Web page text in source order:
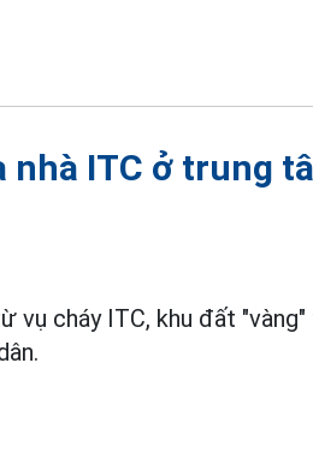
nhà ITC ở trung
vụ cháy ITC, khu đất